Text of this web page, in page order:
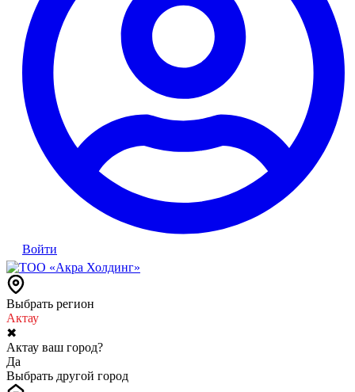
Войти
Выбрать регион
Актау
✖
Актау ваш город?
Да
Выбрать другой город